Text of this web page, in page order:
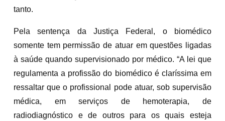
tanto.
Pela sentença da Justiça Federal, o biomédico
somente tem permissão de atuar em questões ligadas
à saúde quando supervisionado por médico. “A lei que
regulamenta a profissão do biomédico é claríssima em
ressaltar que o profissional pode atuar, sob supervisão
médica, em serviços de hemoterapia, de
radiodiagnóstico e de outros para os quais esteja